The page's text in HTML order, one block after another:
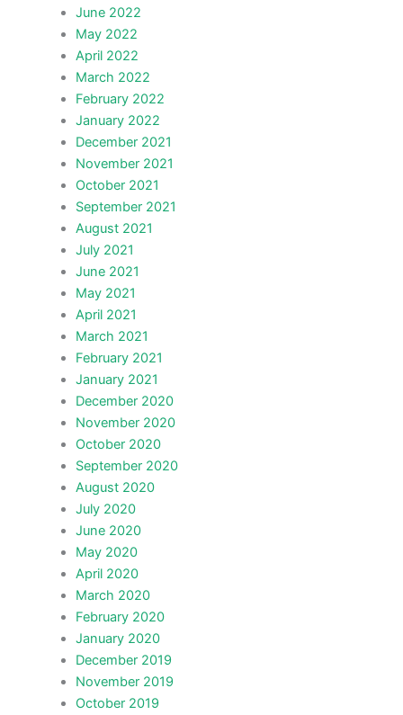
June 2022
May 2022
April 2022
March 2022
February 2022
January 2022
December 2021
November 2021
October 2021
September 2021
August 2021
July 2021
June 2021
May 2021
April 2021
March 2021
February 2021
January 2021
December 2020
November 2020
October 2020
September 2020
August 2020
July 2020
June 2020
May 2020
April 2020
March 2020
February 2020
January 2020
December 2019
November 2019
October 2019